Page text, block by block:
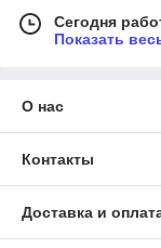
Сегодня
Показать
О нас
Контакты
Доставка и